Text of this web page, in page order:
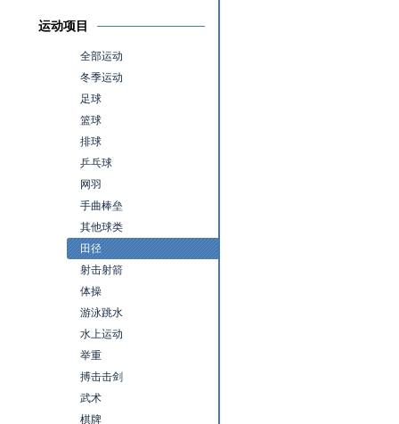
运动项目
全部运动
冬季运动
足球
篮球
排球
乒乓球
网羽
手曲棒垒
其他球类
田径
射击射箭
体操
游泳跳水
水上运动
举重
搏击击剑
武术
棋牌